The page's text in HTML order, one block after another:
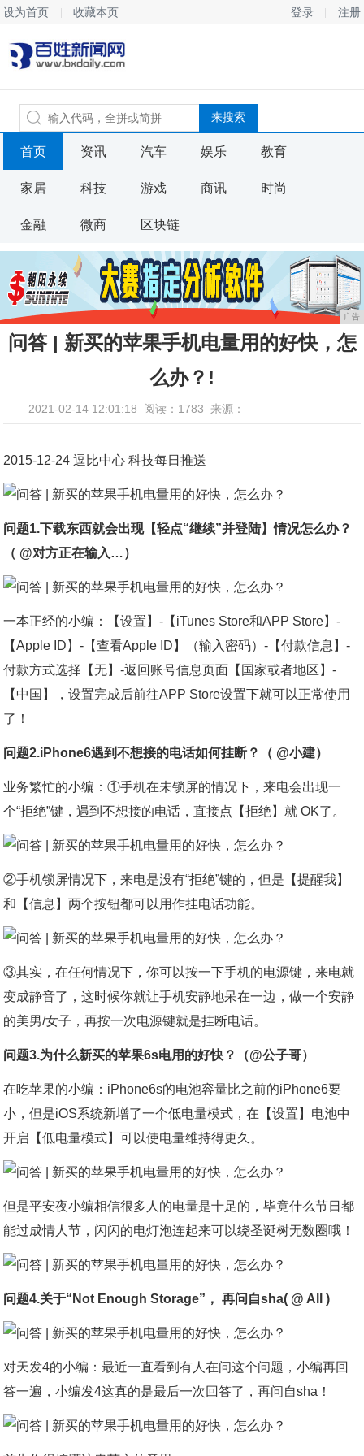
设为首页 收藏本页 登录 注册
首页 资讯 汽车 娱乐 教育
家居 科技 游戏 商讯 时尚
金融 微商 区块链
广告
问答 | 新买的苹果手机电量用的好快，怎
么办？!
2021-02-14 12:01:18 阅读：1783 来源：
2015-12-24 逗比中心 科技每日推送
问题1.下载东西就会出现【轻点“继续”并登陆】情况怎么办？
（ @对方正在输入…）
一本正经的小编：【设置】-【iTunes Store和APP Store】-
【Apple ID】-【查看Apple ID】（输入密码）-【付款信息】-
付款方式选择【无】-返回账号信息页面【国家或者地区】-
【中国】，设置完成后前往APP Store设置下就可以正常使用
了！
问题2.iPhone6遇到不想接的电话如何挂断？（ @小建）
业务繁忙的小编：①手机在未锁屏的情况下，来电会出现一
个“拒绝”键，遇到不想接的电话，直接点【拒绝】就 OK了。
②手机锁屏情况下，来电是没有“拒绝”键的，但是【提醒我】
和【信息】两个按钮都可以用作挂电话功能。
③其实，在任何情况下，你可以按一下手机的电源键，来电就
变成静音了，这时候你就让手机安静地呆在一边，做一个安静
的美男/女子，再按一次电源键就是挂断电话。
问题3.为什么新买的苹果6s电用的好快？（@公子哥）
在吃苹果的小编：iPhone6s的电池容量比之前的iPhone6要
小，但是iOS系统新增了一个低电量模式，在【设置】电池中
开启【低电量模式】可以使电量维持得更久。
但是平安夜小编相信很多人的电量是十足的，毕竟什么节日都
能过成情人节，闪闪的电灯泡连起来可以绕圣诞树无数圈哦！
问题4.关于“Not Enough Storage”， 再问自sha( @ All )
对天发4的小编：最近一直看到有人在问这个问题，小编再回
答一遍，小编发4这真的是最后一次回答了，再问自sha！